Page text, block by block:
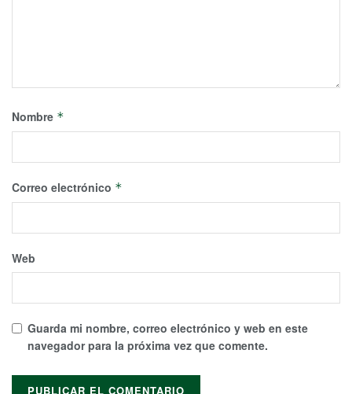
Nombre *
Correo electrónico *
Web
Guarda mi nombre, correo electrónico y web en este
navegador para la próxima vez que comente.